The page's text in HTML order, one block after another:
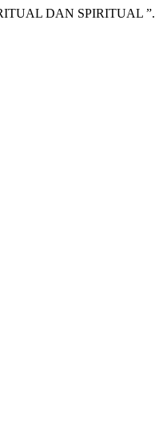
DAN SPIRITUAL ”.